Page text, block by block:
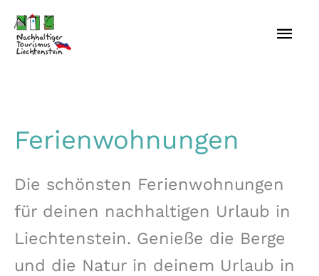
Inhalt
springen
Ferienwohnungen
Die schönsten Ferienwohnungen
für deinen nachhaltigen Urlaub in
Liechtenstein. Genieße die Berge
und die Natur in deinem Urlaub in